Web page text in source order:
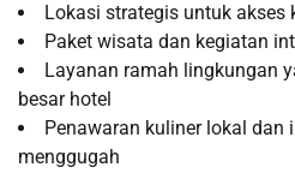
Lokasi strategis untuk akses
Paket wisata dan kegiatan
Layanan ramah lingkungan
besar hotel
Penawaran kuliner lokal dan
menggugah